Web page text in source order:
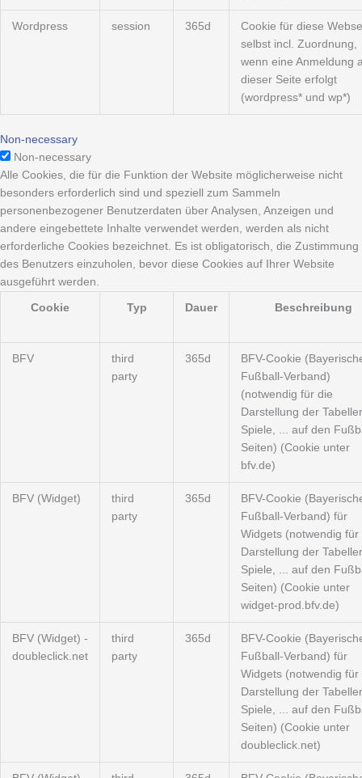
Wordpress session 365d
Cookie für diese
selbst incl. Zuordnung,
wenn eine Anmeldung
dieser Seite erfolgt
(wordpress* und wp*)
Non-necessary
Non-necessary
Alle Cookies, die für die Funktion der Website möglicherweise nicht
besonders erforderlich sind und speziell zum Sammeln
personenbezogener Benutzerdaten über Analysen, Anzeigen und
andere eingebettete Inhalte verwendet werden, werden als nicht
erforderliche Cookies bezeichnet. Es ist obligatorisch, die Zustimmung
des Benutzers einzuholen, bevor diese Cookies auf Ihrer Website
ausgeführt werden.
Cookie Typ Dauer Beschreibung
BFV
third
party
365d
BFV-Cookie
Fußball-Verband)
(notwendig für die
Darstellung der
Spiele, ... auf den
Seiten) (Cookie unter
bfv.de)
BFV (Widget)
third
party
365d
BFV-Cookie
Fußball-Verband) für
Widgets (notwendig für
Darstellung der
Spiele, ... auf den
Seiten) (Cookie unter
widget-prod.bfv.de)
BFV (Widget) -
doubleclick.net
third
party
365d
BFV-Cookie
Fußball-Verband) für
Widgets (notwendig für
Darstellung der
Spiele, ... auf den
Seiten) (Cookie unter
doubleclick.net)